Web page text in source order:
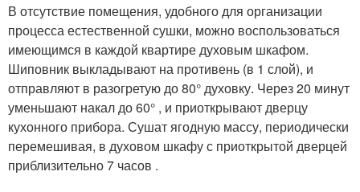
В отсутствие помещения, удобного для организации
процесса естественной сушки, можно воспользоваться
имеющимся в каждой квартире духовым шкафом.
Шиповник выкладывают на противень (в 1 слой), и
отправляют в разогретую до 80° духовку. Через 20 минут
уменьшают накал до 60° , и приоткрывают дверцу
кухонного прибора. Сушат ягодную массу, периодически
перемешивая, в духовом шкафу с приоткрытой дверцей
приблизительно 7 часов .